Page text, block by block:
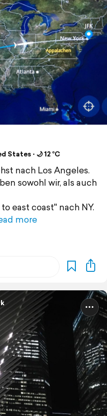
States ⋅ 🌙 12 °C
nach Los Angeles.
sowohl wir, als auch
east coast" nach NY.
more